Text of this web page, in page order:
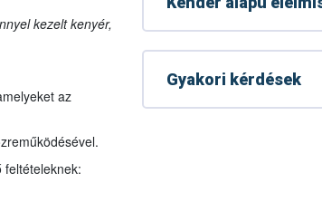
kezelt kenyér,
az
feltételeknek:
Gyakori kérdések